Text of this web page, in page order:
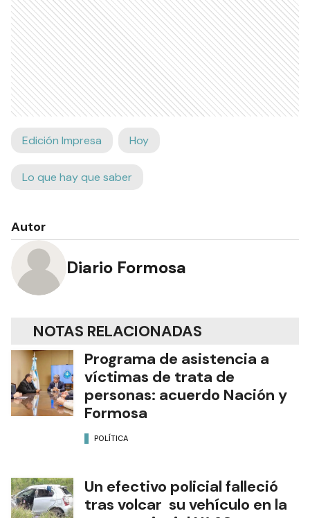
Edición Impresa Hoy
Lo que hay que saber
Autor
Diario Formosa
NOTAS RELACIONADAS
Programa de asistencia a
víctimas de trata de
personas: acuerdo Nación y
Formosa
POLÍTICA
Un efectivo policial falleció
tras volcar su vehículo en la